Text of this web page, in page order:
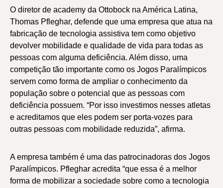
O diretor de academy da Ottobock na América Latina,
Thomas Pfleghar, defende que uma empresa que atua na
fabricação de tecnologia assistiva tem como objetivo
devolver mobilidade e qualidade de vida para todas as
pessoas com alguma deficiência. Além disso, uma
competição tão importante como os Jogos Paralímpicos
servem como forma de ampliar o conhecimento da
população sobre o potencial que as pessoas com
deficiência possuem. “Por isso investimos nesses atletas
e acreditamos que eles podem ser porta-vozes para
outras pessoas com mobilidade reduzida”, afirma.
A empresa também é uma das patrocinadoras dos Jogos
Paralímpicos. Pfleghar acredita “que essa é a melhor
forma de mobilizar a sociedade sobre como a tecnologia